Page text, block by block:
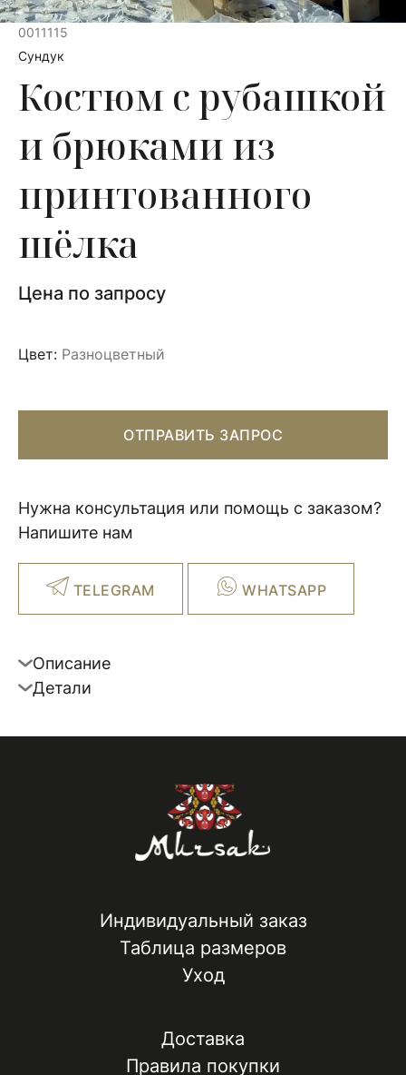
0011115
Сундук
Костюм с рубашкой
и брюками из
принтованного
шёлка
Цена по запросу
Цвет: Разноцветный
ОТПРАВИТЬ ЗАПРОС
Нужна консультация или помощь с заказом?
Напишите нам
TELEGRAM WHATSAPP
Описание
Детали
Индивидуальный заказ
Таблица размеров
Уход
Доставка
Правила покупки